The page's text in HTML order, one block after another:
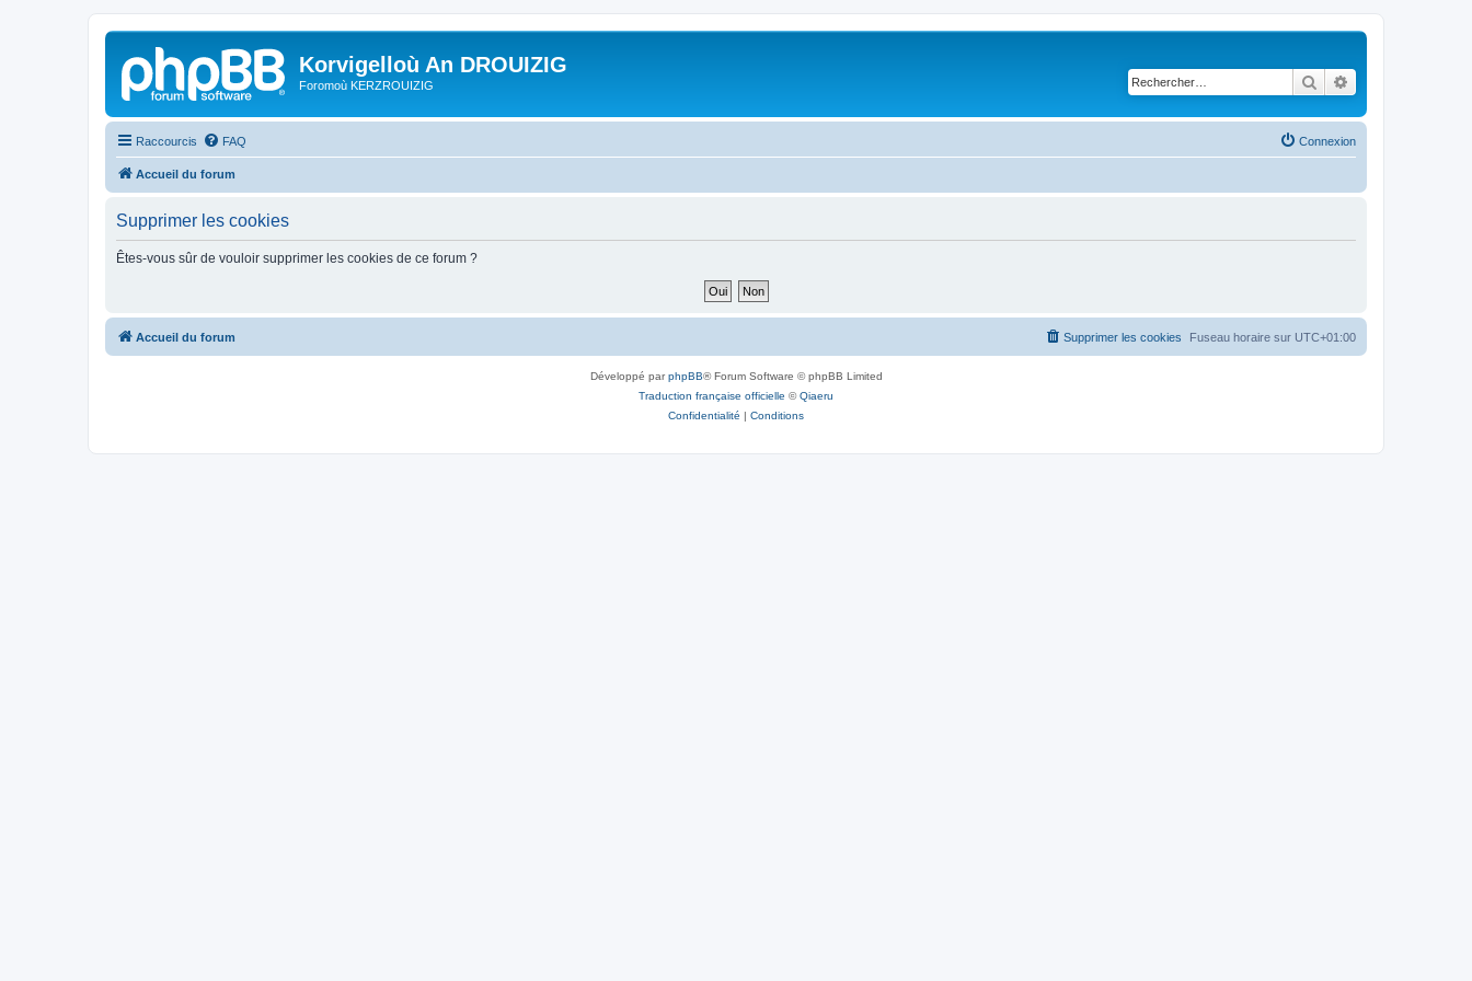
Korvigelloù An DROUIZIG
Foromoù KERZROUIZIG Rechercher
Raccourcis FAQ Connexion
Accueil du forum
Supprimer les cookies
Êtes-vous sûr de vouloir supprimer les cookies de ce forum ?
Accueil du forum Fuseau horaire sur UTC+01:00
Supprimer les cookies
Développé parphpBB® Forum Software © phpBB Limited
Traduction française officielle ©Qiaeru
Confidentialité | Conditions